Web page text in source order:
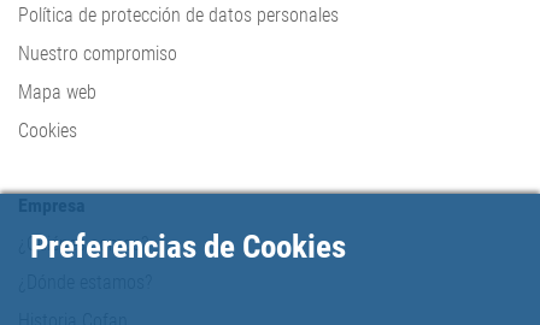
Política de protección de datos personales
Nuestro compromiso
Mapa web
Cookies
¿Quiénes somos?
Preferencias de Cookies